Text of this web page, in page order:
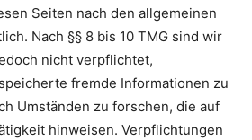
Seiten nach den allgemeinen
Nach §§ 8 bis 10 TMG sind wir
nicht verpflichtet,
fremde Informationen zu
Umständen zu forschen, die auf
hinweisen. Verpflichtungen